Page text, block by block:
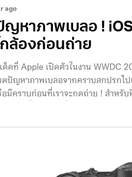
ago
หาภาพเบลอ !
ล้องก่อนถ่าย
ด็ดที่ Apple เปิดตัวในงาน WWDC
ดปัญหาภาพเบลอจากคราบสกปรกไ
มีคราบก่อนที่เราจะกดถ่าย ! สำหรับ